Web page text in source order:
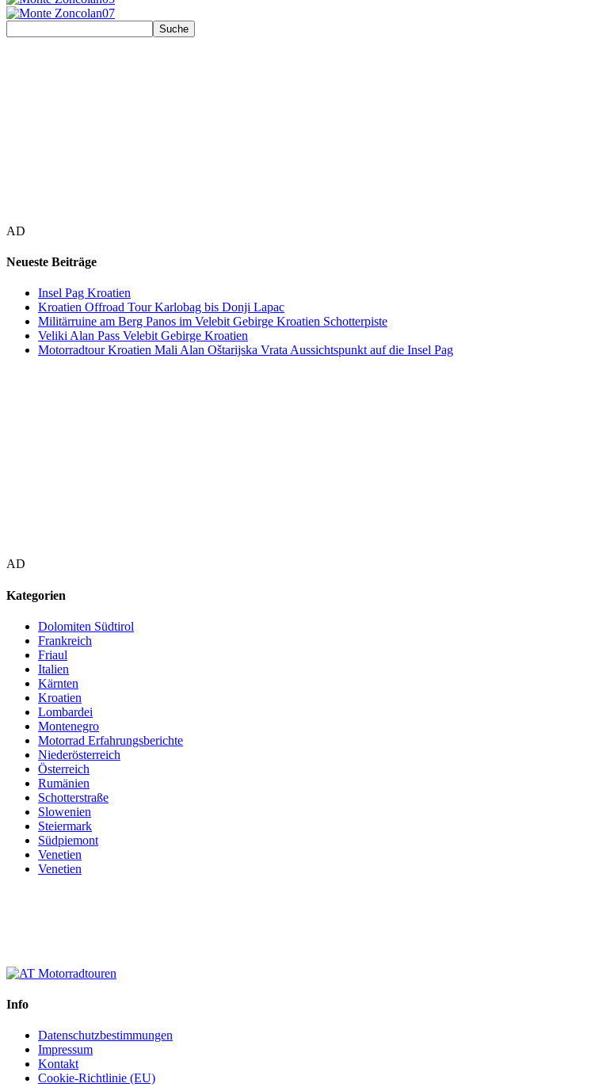
AD
Neueste Beiträge
Insel Pag Kroatien
Kroatien Offroad Tour Karlobag bis Donji Lapac
Militärruine am Berg Panos im Velebit Gebirge Kroatien Schotterpiste
Veliki Alan Pass Velebit Gebirge Kroatien
Motorradtour Kroatien Mali Alan Oštarijska Vrata Aussichtspunkt auf die Insel Pag
AD
Kategorien
Dolomiten Südtirol
Frankreich
Friaul
Italien
Kärnten
Kroatien
Lombardei
Montenegro
Motorrad Erfahrungsberichte
Niederösterreich
Österreich
Rumänien
Schotterstraße
Slowenien
Steiermark
Südpiemont
Venetien
Venetien
Info
Datenschutzbestimmungen
Impressum
Kontakt
Cookie-Richtlinie (EU)